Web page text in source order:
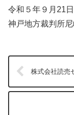
令和５年９月21
神戸地方裁判所
株式会社読売